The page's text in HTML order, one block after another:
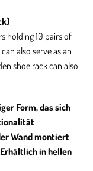
holding 10 pairs of
also serve as an
shoe rack can also
Form, das sich
Wand montiert
in hellen